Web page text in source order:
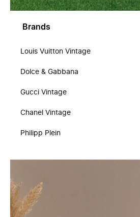
Brands
Louis Vuitton Vintage
Dolce & Gabbana
Gucci Vintage
Chanel Vintage
Philipp Plein